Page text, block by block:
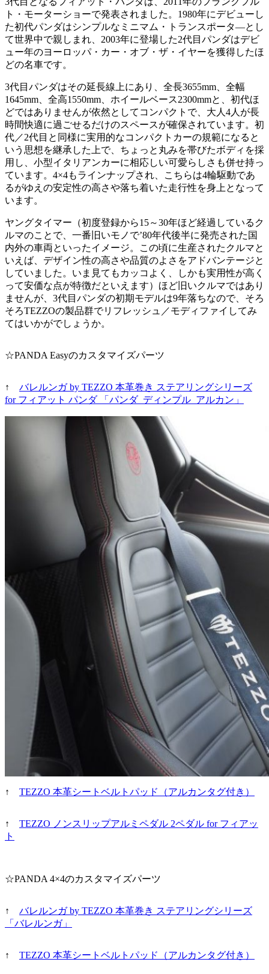
ト・モーターショーで発表されました。1980年にデビューし
た初代パンダはシンプルなミニマム・トランスポータ―とし
て世界中で親しまれ、2003年に登場した2代目パンダはデビ
ュー年のヨーロッパ・カー・オブ・ザ・イヤーを獲得したほ
どの名車です。
3代目パンダはその延長線上にあり、全長3655mm、全幅
1645mm、全高1550mm、ホイールベース2300mmと、初代ほ
どではありませんが依然としてコンパクトで、大人4人が長
時間快適に過ごせるだけのスペースが確保されています。初
代／2代目と同様に実用的なコンパクトカーの規範になると
いう思想を継承した上で、ちょっと丸みを帯びたボディを採
用し、小型イタリアンカーに相応しい可愛らしさも併せ持っ
ています。4×4もラインナップされ、こちらは4輪駆動であ
るがゆえの安定性の高さや落ち着いた走行性を身上となって
います。
ヤングタイマー（初度登録から15～30年ほど経過しているク
ルマのことで、一番旧いモノで’80年代後半に発売された国
内外の車両といったイメージ。この頃に生産されたクルマと
いえば、デザイン性の高さや品質のよさをアドバンテージと
していました。いま見てもカッコよく、しかも実用性が高く
って安価な点が特徴だといえます）ほど旧いクルマではあり
ませんが、3代目パンダの初期モデルは9年落ちなので、そろ
そろTEZZOの製品群でリフレッシュ／モディファイしてみ
てはいかがでしょうか。
☆PANDA Easyのカスタマイズパーツ
↑ バレルンガ by TEZZO 本革巻き ステアリングシリーズ
for フィアット パンダ 「パンダ_ディンプル_アルカン」
↑ TEZZO 本革シートベルトパッド（アルカンタグ付き）
↑ TEZZO ノンスリップアルミペダル 2ペダル for フィアッ
ト
☆PANDA 4×4のカスタマイズパーツ
↑ バレルンガ by TEZZO 本革巻き ステアリングシリーズ
「バレルンガ」
↑ TEZZO 本革シートベルトパッド（アルカンタグ付き）